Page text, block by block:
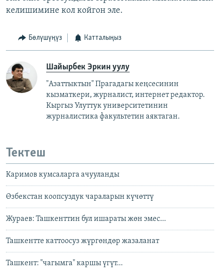
келишимине кол койгон эле.
Бөлүшүңүз Катталыңыз
Шайырбек Эркин уулу
"Азаттыктын" Прагадагы кеңсесинин
кызматкери, журналист, интернет редактор.
Кыргыз Улуттук университетинин
журналистика факультетин аяктаган.
Тектеш
Каримов кумсаларга ачууланды
Өзбекстан коопсуздук чараларын күчөттү
Жураев: Ташкенттин бул ишараты жөн эмес...
Ташкентте каттоосуз жүргөндөр жазаланат
Ташкент: "чагымга" каршы үгүт...